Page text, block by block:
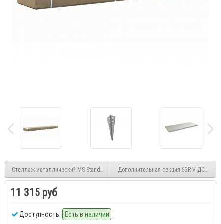
Стеллаж металлический MS Standart 220/100x40/6Дополнительная секция SGR-V-ДСП
11 315 руб
Доступность: Есть в наличии